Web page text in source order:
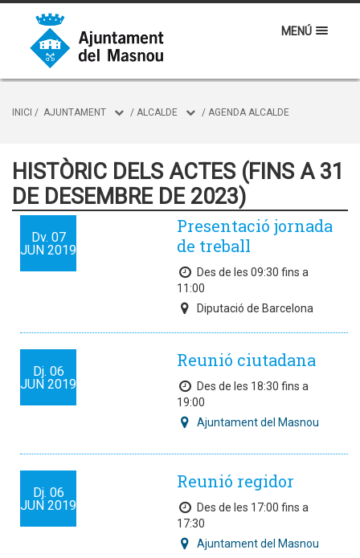
MENÚ
INICI / AJUNTAMENT / ALCALDE / AGENDA ALCALDE
HISTÒRIC DELS ACTES (FINS A 31
DE DESEMBRE DE 2023)
Dv. 07
JUN 2019
Presentació jornada
de treball
Des de les 09:30 fins a
11:00
Diputació de Barcelona
Dj. 06
JUN 2019
Reunió ciutadana
Des de les 18:30 fins a
19:00
Ajuntament del Masnou
Dj. 06
JUN 2019
Reunió regidor
Des de les 17:00 fins a
17:30
Ajuntament del Masnou